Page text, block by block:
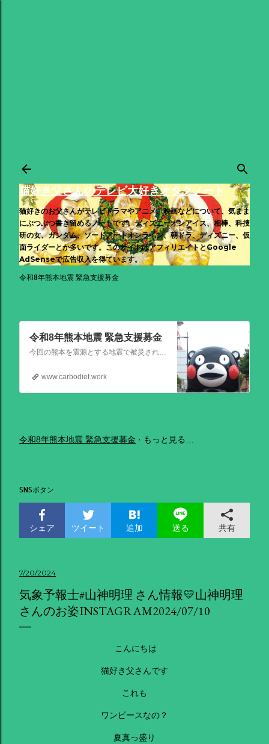
猫好き父さんのテレビ大好きオタクノート
猫好きのお父さんがテレビドラマやアニメ、映画などについて、気まま
にぶつぶつ書き留めるノートです。ディズニーオンアイス、相棒、科捜
研の女、ガンダム、ソードアートオンライン、朝ドラ、ディズニー、仮
面ライダーとか多いです。このサイトはアフィリエイトとGoogle
AdSenseで広告収入を得ています。
令和8年熊本地震 緊急支援募金
令和8年熊本地震 緊急支援募金
今回の熊本を震源とする地震で被災された皆さままだまだ余震も続き大変な時間を過ごされていると思います。心よりお見舞い申し上げます
www.carbodiet.work
令和8年熊本地震 緊急支援募金 もっと見る…
SNSボタン
シェア ツイート 追加 送る 共有
7/20/2024
気象予報士#山神明理 さん情報💛山神明理
さんのお姿INSTAGRAM2024/07/10
こんにちは
猫好き父さんです
これも
ワンピースなの？
夏真っ盛り